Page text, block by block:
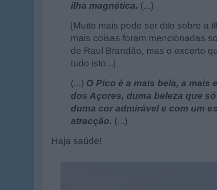
ilha magnética. (...)
[Muito mais pode ser dito sobre a
mais coisas foram mencionadas
de Raul Brandão, mas o excerto
tudo isto...]
(...) O Pico é a mais bela, a mais
dos Açores, duma beleza que
duma cor admirável e com um
atracção. (...)
Haja saúde!